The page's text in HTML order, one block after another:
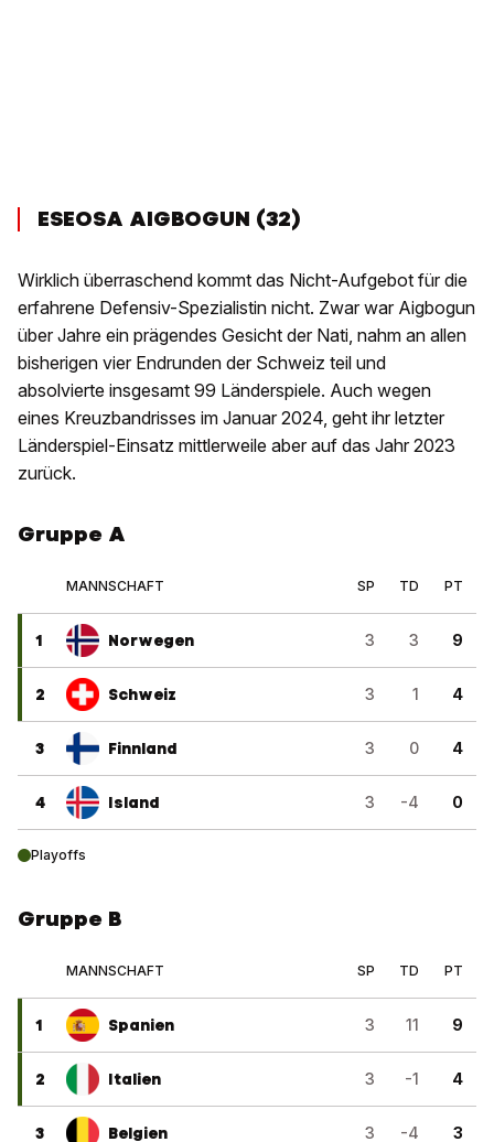
ESEOSA AIGBOGUN (32)
Wirklich überraschend kommt das Nicht-Aufgebot für die
erfahrene Defensiv-Spezialistin nicht. Zwar war Aigbogun
über Jahre ein prägendes Gesicht der Nati, nahm an allen
bisherigen vier Endrunden der Schweiz teil und
absolvierte insgesamt 99 Länderspiele. Auch wegen
eines Kreuzbandrisses im Januar 2024, geht ihr letzter
Länderspiel-Einsatz mittlerweile aber auf das Jahr 2023
zurück.
Gruppe A
MANNSCHAFT SP TD PT
1 Norwegen 3 3 9
2 Schweiz 3 1 4
3 Finnland 3 0 4
4 Island 3 -4 0
Playoffs
Gruppe B
MANNSCHAFT SP TD PT
1 Spanien 3 11 9
2 Italien 3 -1 4
3 Belgien 3 -4 3